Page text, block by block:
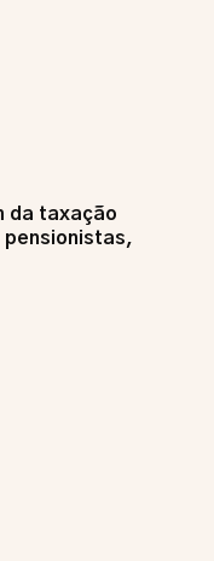
da taxação
pensionistas,